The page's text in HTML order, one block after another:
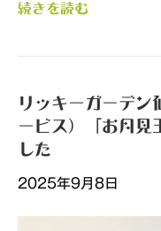
続きを読む
リッキーガーデン
ービス）「お月見
した
2025年9月8日